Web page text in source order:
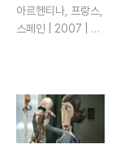
아르헨티나, 프랑스,
스페인 | 2007 | 91